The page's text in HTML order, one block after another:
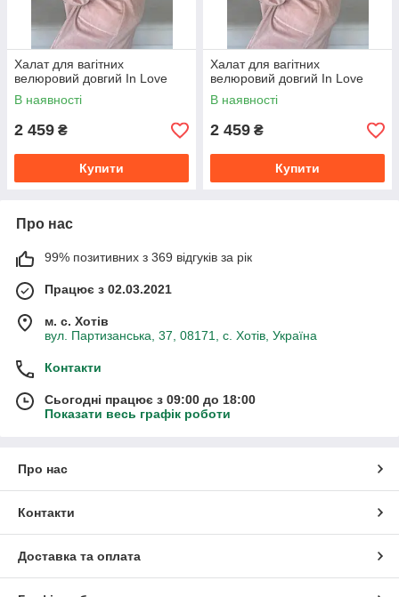
Халат для вагітних
велюровий довгий In Love
В наявності
2 459 ₴
Купити
Халат для вагітних
велюровий довгий In Love
В наявності
2 459 ₴
Купити
Про нас
99% позитивних з 369 відгуків за рік
Працює з 02.03.2021
м. с. Хотів
вул. Партизанська, 37, 08171, с. Хотів, Україна
Контакти
Сьогодні працює з 09:00 до 18:00
Показати весь графік роботи
Про нас
Контакти
Доставка та оплата